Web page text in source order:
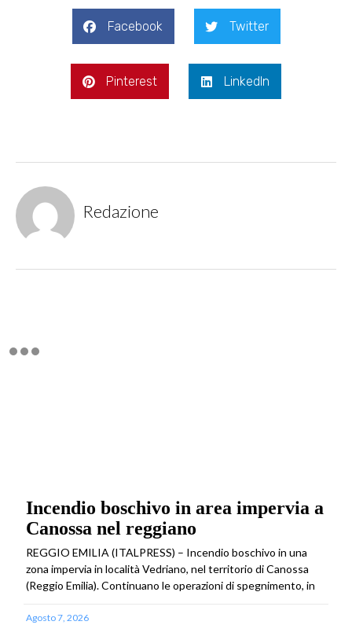
Facebook Twitter
Pinterest LinkedIn
Redazione
Incendio boschivo in area impervia a
Canossa nel reggiano
REGGIO EMILIA (ITALPRESS) – Incendio boschivo in una
zona impervia in località Vedriano, nel territorio di Canossa
(Reggio Emilia). Continuano le operazioni di spegnimento, in
Agosto 7, 2026